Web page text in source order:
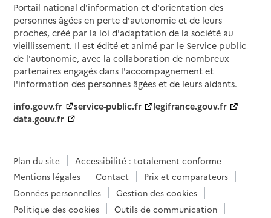
Portail national d'information et d'orientation des
personnes âgées en perte d'autonomie et de leurs
proches, créé par la loi d'adaptation de la société au
vieillissement. Il est édité et animé par le Service public
de l'autonomie, avec la collaboration de nombreux
partenaires engagés dans l'accompagnement et
l'information des personnes âgées et de leurs aidants.
info.gouv.fr
service-public.fr
legifrance.gouv.fr
data.gouv.fr
Plan du site
Accessibilité : totalement conforme
Mentions légales
Contact
Prix et comparateurs
Données personnelles
Gestion des cookies
Politique des cookies
Outils de communication